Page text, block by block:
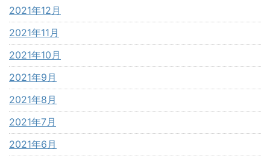
2021年12月
2021年11月
2021年10月
2021年9月
2021年8月
2021年7月
2021年6月